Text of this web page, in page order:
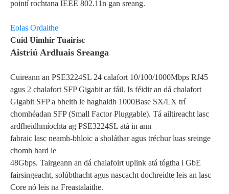
pointí rochtana IEEE 802.11n gan sreang.
Eolas Ordaithe
Cuid Uimhir Tuairisc
Aistriú Ardluais Sreanga
Cuireann an PSE3224SL 24 calafort 10/100/1000Mbps RJ45
agus 2 chalafort SFP Gigabit ar fáil. Is féidir an dá chalafort
Gigabit SFP a bheith le haghaidh 1000Base SX/LX trí
chomhéadan SFP (Small Factor Pluggable). Tá ailtireacht lasc
ardfheidhmíochta ag PSE3224SL atá in ann
fabraic lasc neamh-bhloic a sholáthar agus tréchur luas sreinge
chomh hard le
48Gbps. Tairgeann an dá chalafoirt uplink atá tógtha i GbE
fairsingeacht, solúbthacht agus nascacht dochreidte leis an lasc
Core nó leis na Freastalaithe.